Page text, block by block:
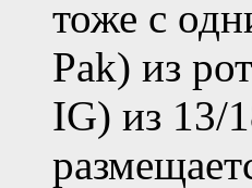
тоже с
Pak) из
IG) из 13/